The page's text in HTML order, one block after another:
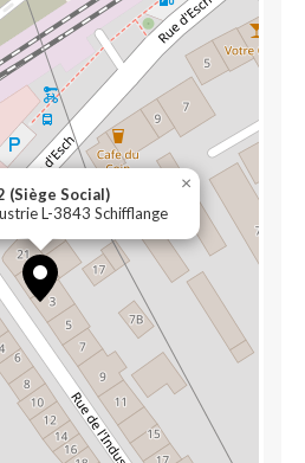
(Siège Social)
L-3843 Schifflange
×